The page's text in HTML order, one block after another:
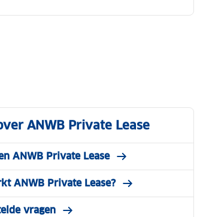
ANWB Private Lease
ANWB Private Lease
ANWB Private Lease?
vragen